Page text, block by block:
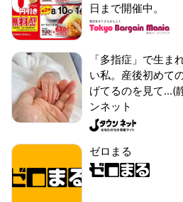
日まで開催中。
「多指症」で生ま
い私。産後初めて
げてるのを見て...(
ンネット
ゼロまる